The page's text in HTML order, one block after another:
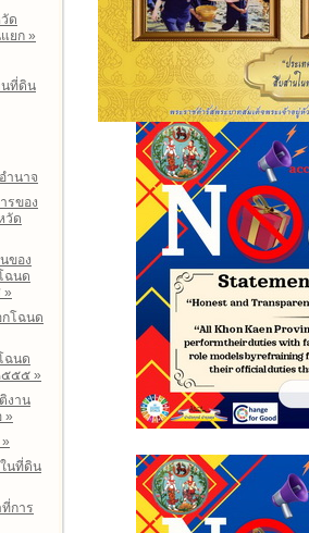
ด
ยก »
นที่ดิน
ำนาจ
รของ
วัด
ของ
ฉนด
»
กโฉนด
ฉนด
๕๕๕ »
งาน
»
»
นที่ดิน
การ